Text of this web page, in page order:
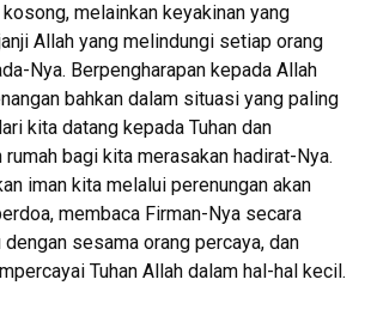
melainkan keyakinan yang
Allah yang melindungi setiap orang
Nya. Berpengharapan kepada Allah
bahkan dalam situasi yang paling
kita datang kepada Tuhan dan
rumah bagi kita merasakan hadirat-Nya.
iman kita melalui perenungan akan
membaca Firman-Nya secara
sesama orang percaya, dan
Tuhan Allah dalam hal-hal kecil.